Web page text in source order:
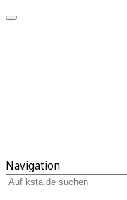
Navigation